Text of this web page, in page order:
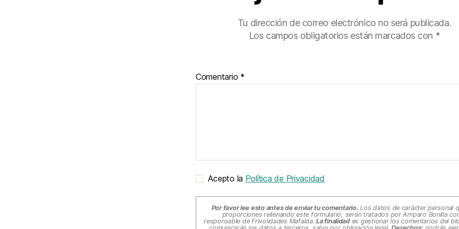
Tu dirección de correo electrónico no será publicada.
Los campos obligatorios están marcados con *
Comentario *
Acepto la Política de Privacidad
Por favor lee esto antes de enviar tu comentario. Los datos de carácter personal
proporciones rellenando este formulario, serán tratados por Amparo Bonilla
responsable de Frivolidades Mafalda.La finalidades gestionar los comentarios del